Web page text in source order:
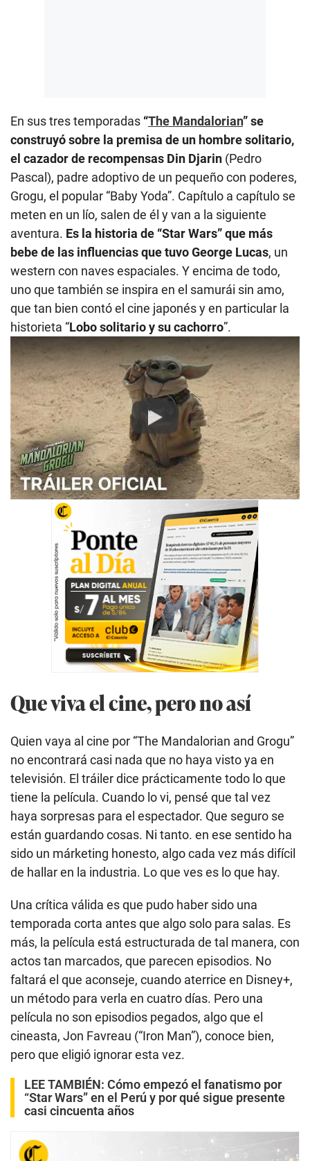
En sus tres temporadas “The Mandalorian” se
construyó sobre la premisa de un hombre solitario,
el cazador de recompensas Din Djarin (Pedro
Pascal), padre adoptivo de un pequeño con poderes,
Grogu, el popular “Baby Yoda”. Capítulo a capítulo se
meten en un lío, salen de él y van a la siguiente
aventura. Es la historia de “Star Wars” que más
bebe de las influencias que tuvo George Lucas, un
western con naves espaciales. Y encima de todo,
uno que también se inspira en el samurái sin amo,
que tan bien contó el cine japonés y en particular la
historieta “Lobo solitario y su cachorro”.
Play
Que viva el cine, pero no así
Quien vaya al cine por “The Mandalorian and Grogu”
no encontrará casi nada que no haya visto ya en
televisión. El tráiler dice prácticamente todo lo que
tiene la película. Cuando lo vi, pensé que tal vez
haya sorpresas para el espectador. Que seguro se
están guardando cosas. Ni tanto. en ese sentido ha
sido un márketing honesto, algo cada vez más difícil
de hallar en la industria. Lo que ves es lo que hay.
Una crítica válida es que pudo haber sido una
temporada corta antes que algo solo para salas. Es
más, la película está estructurada de tal manera, con
actos tan marcados, que parecen episodios. No
faltará el que aconseje, cuando aterrice en Disney+,
un método para verla en cuatro días. Pero una
película no son episodios pegados, algo que el
cineasta, Jon Favreau (“Iron Man”), conoce bien,
pero que eligió ignorar esta vez.
LEE TAMBIÉN: Cómo empezó el fanatismo por
“Star Wars” en el Perú y por qué sigue presente
casi cincuenta años